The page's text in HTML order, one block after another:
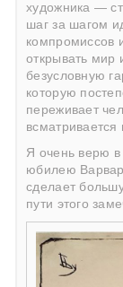
художника —
шаг за шагом
компромиссов
открывать мир
безусловную
которую
переживает
всматривается
Я очень верю в
юбилею
сделает
пути этого